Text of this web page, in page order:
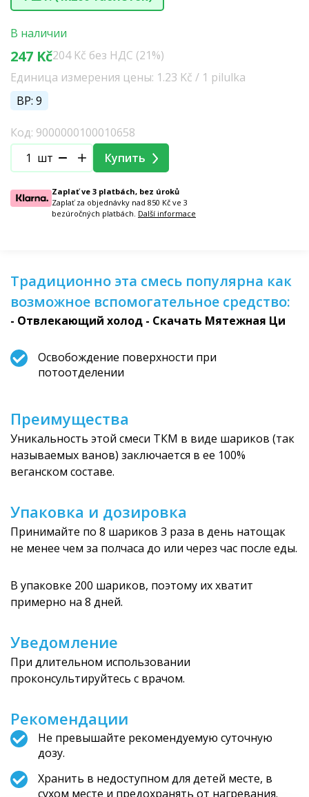
В наличии
247 Kč204 Kč без НДС (21%)
Единица измерения цены: 1.23 Kč / 1 pilulka
BP: 9
Код: 9000000100010658
шт
Купить
Zaplať ve 3 platbách, bez úroků
Zaplať za objednávky nad 850 Kč ve 3
bezúročných platbách. Další informace
Традиционно эта смесь популярна как
возможное вспомогательное средство:
- Отвлекающий холод - Скачать Мятежная Ци
Освобождение поверхности при
потоотделении
Преимущества
Уникальность этой смеси ТКМ в виде шариков (так
называемых ванов) заключается в ее 100%
веганском составе.
Упаковка и дозировка
Принимайте по 8 шариков 3 раза в день натощак
не менее чем за полчаса до или через час после еды.
В упаковке 200 шариков, поэтому их хватит
примерно на 8 дней.
Уведомление
При длительном использовании
проконсультируйтесь с врачом.
Рекомендации
Не превышайте рекомендуемую суточную
дозу.
Хранить в недоступном для детей месте, в
сухом месте и предохранять от нагревания.